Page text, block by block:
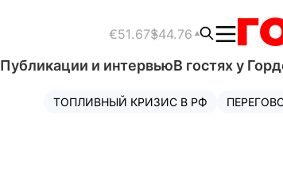
€51.67$44.76
Публикации и интервьюВ гостях у
ТОПЛИВНЫЙ КРИЗИС В РФ